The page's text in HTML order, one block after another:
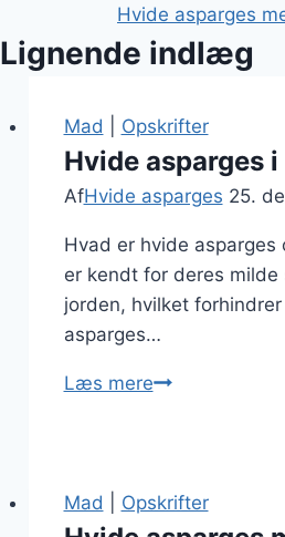
Hvide asparges
Lignende indlæg
Mad Opskrifter
Hvide asparges
AfHvide asparges 25.
Hvad er hvide
er kendt for deres
jorden, hvilket
asparges…
Læs mereHvide
med
olivenolie
Mad Opskrifter